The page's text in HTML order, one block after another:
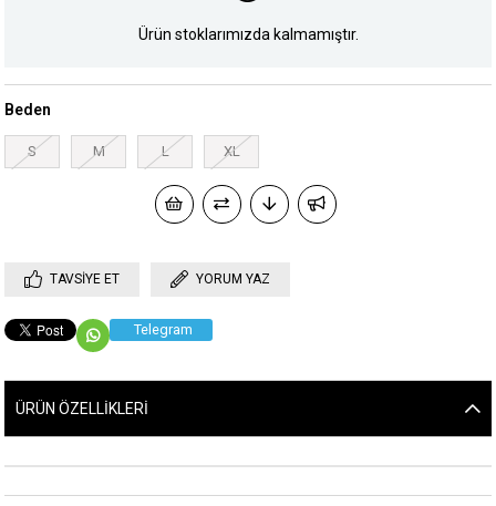
Ürün stoklarımızda kalmamıştır.
Beden
S M L XL
TAVSIYE ET YORUM YAZ
Telegram
ÜRÜN ÖZELLIKLERI